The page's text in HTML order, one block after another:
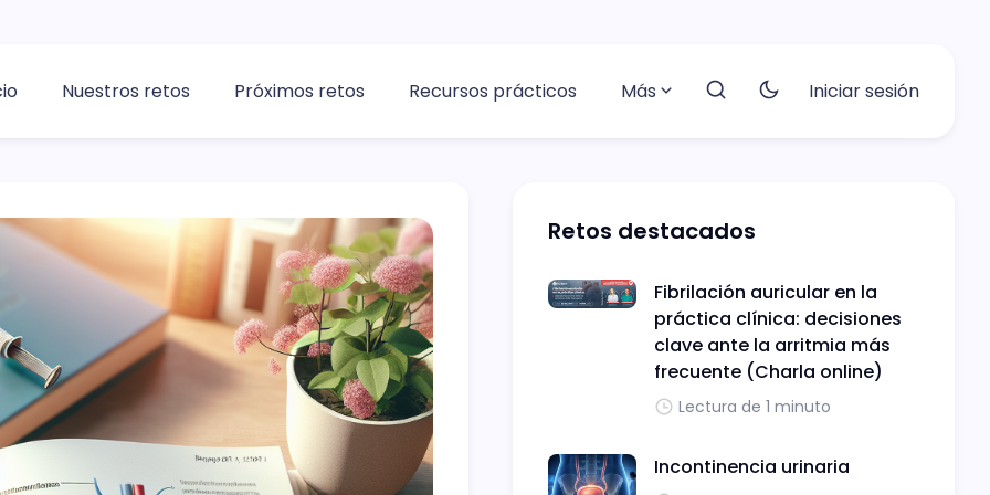
Nuestros retos Próximos retos Recursos prácticos Más Iniciar sesión
Retos destacados
Fibrilación auricular en la
práctica clínica: decisiones
clave ante la arritmia más
frecuente (Charla online)
Lectura de 1 minuto
Incontinencia urinaria